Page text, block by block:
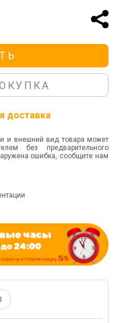
доставка
и внешний вид товара может
без предварительного
ошибка, сообщите нам